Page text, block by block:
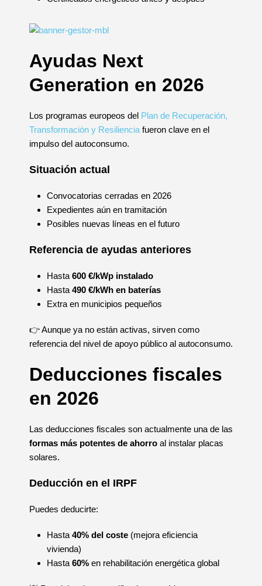
Ayudas Next
Generation en 2026
Los programas europeos del Plan de Recuperación,
Transformación y Resiliencia fueron clave en el
impulso del autoconsumo.
Situación actual
Convocatorias cerradas en 2026
Expedientes aún en tramitación
Posibles nuevas líneas en el futuro
Referencia de ayudas anteriores
Hasta 600 €/kWp instalado
Hasta 490 €/kWh en baterías
Extra en municipios pequeños
👉 Aunque ya no están activas, sirven como
referencia del nivel de apoyo público al autoconsumo.
Deducciones fiscales
en 2026
Las deducciones fiscales son actualmente una de las
formas más potentes de ahorro al instalar placas
solares.
Deducción en el IRPF
Puedes deducirte:
Hasta 40% del coste (mejora eficiencia
vivienda)
Hasta 60% en rehabilitación energética global